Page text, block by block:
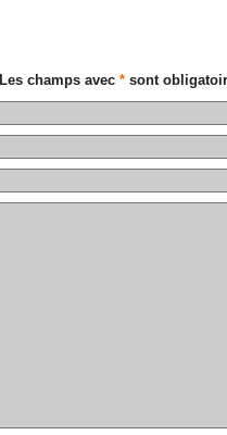
Les champs avec *sont